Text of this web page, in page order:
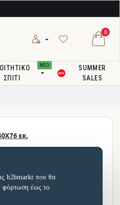
0
ΣΠΊΤΙ
ΝΕΟ
SUMMER
SALES
εκ.
b2bmarkt που θα
φόρτωση έως το